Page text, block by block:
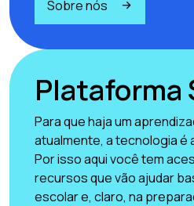
Sobre nós
Plataforma
Para que haja um
atualmente, a tecnologia é
Por isso aqui você tem
recursos que vão ajudar
escolar e, claro, na